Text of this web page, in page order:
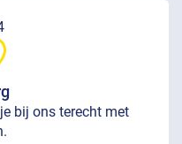
bij ons terecht met